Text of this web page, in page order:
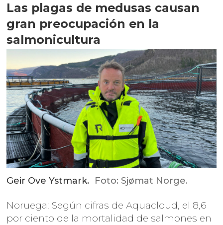
Las plagas de medusas causan
gran preocupación en la
salmonicultura
Geir Ove Ystmark. Foto: Sjømat Norge.
Noruega: Según cifras de Aquacloud, el 8,6
por ciento de la mortalidad de salmones en